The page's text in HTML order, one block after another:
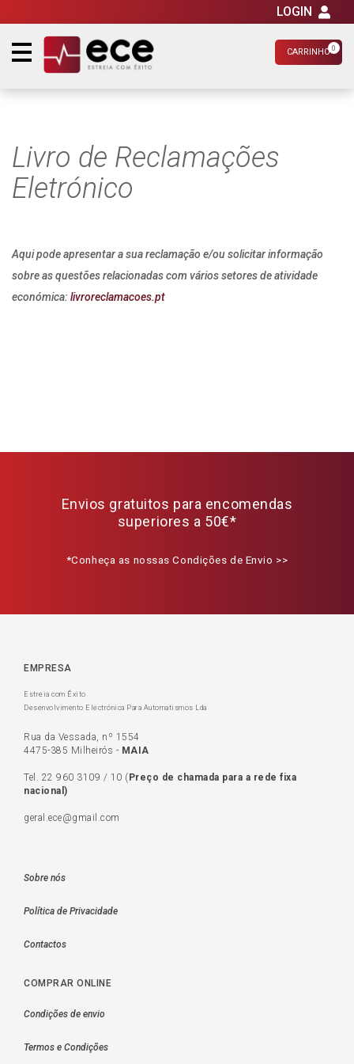
CARRINHO 0
LOGIN
Livro de Reclamações
Eletrónico
Aqui pode apresentar a sua reclamação e/ou solicitar informação
sobre as questões relacionadas com vários setores de atividade
económica: livroreclamacoes.pt
Envios gratuitos para encomendas
superiores a 50€*
*Conheça as nossas Condições de Envio >>
EMPRESA
Estreia com Êxito
Desenvolvimento Electrónica Para Automatismos Lda
Rua da Vessada, nº 1554
4475-385 Milheirós - MAIA
Tel. 22 960 3109 / 10 ( Preço de c hamada para a rede fixa
nacional)
geral.ece@gmail.com
Sobre nós
Política de Privacidade
Contactos
COMPRAR ONLINE
Condições de envio
Termos e Condições